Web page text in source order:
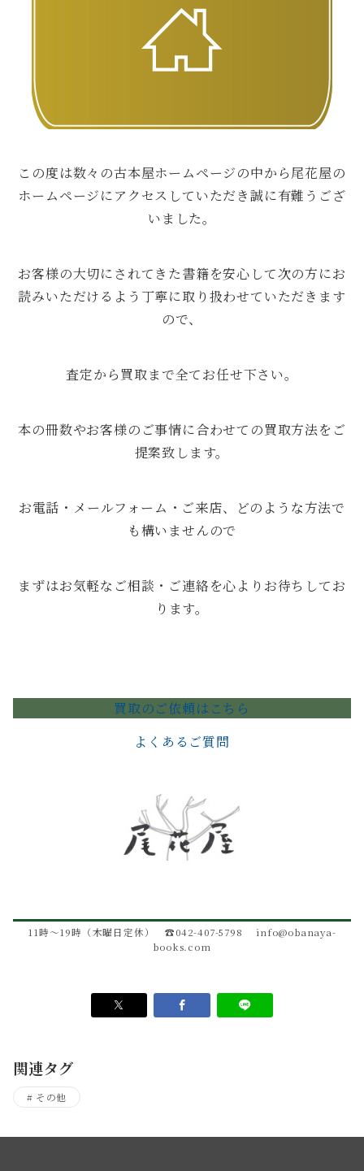
この度は数々の古本屋ホームページの中から尾花屋の
ホームページにアクセスしていただき誠に有難うござ
いました。
お客様の大切にされてきた書籍を安心して次の方にお
読みいただけるよう丁寧に取り扱わせていただきます
ので、
査定から買取まで全てお任せ下さい。
本の冊数やお客様のご事情に合わせての買取方法をご
提案致します。
お電話・メールフォーム・ご来店、どのような方法で
も構いませんので
まずはお気軽なご相談・ご連絡を心よりお待ちしてお
ります。
買取のご依頼はこちら
よくあるご質問
11時～19時（木曜日定休） ☎042-407-5798 info@obanaya-
books.com
関連タグ
その他